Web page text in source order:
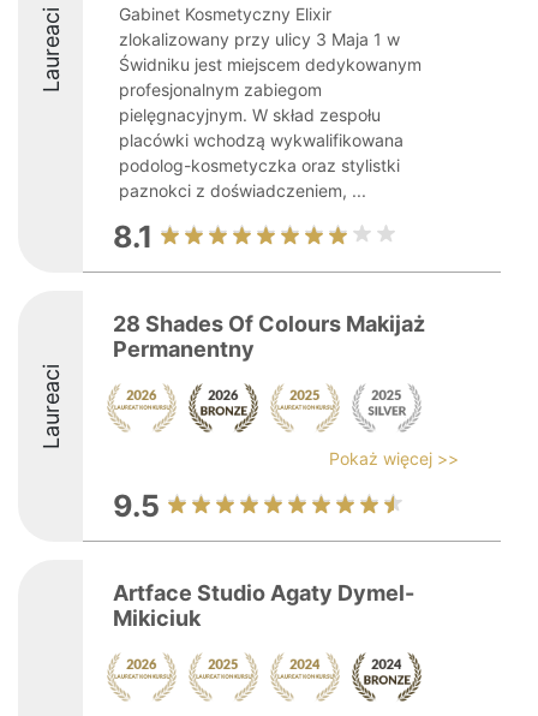
Laureaci
Gabinet Kosmetyczny Elixir
zlokalizowany przy ulicy 3 Maja 1 w
Świdniku jest miejscem dedykowanym
profesjonalnym zabiegom
pielęgnacyjnym. W skład zespołu
placówki wchodzą wykwalifikowana
podolog-kosmetyczka oraz stylistki
paznokci z doświadczeniem, ...
8.1
Laureaci
28 Shades Of Colours Makijaż
Permanentny
Pokaż więcej >>
9.5
Artface Studio Agaty Dymel-
Mikiciuk